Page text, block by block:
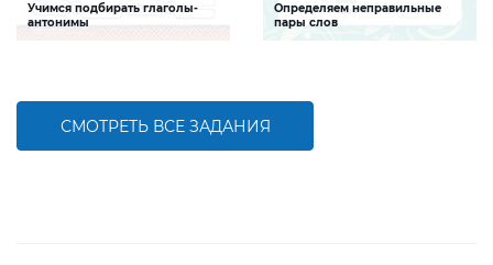
Учимся подбирать глаголы-
антонимы
Определяем неправильные
пары слов
анализировать
СМОТРЕТЬ ВСЕ ЗАДАНИЯ